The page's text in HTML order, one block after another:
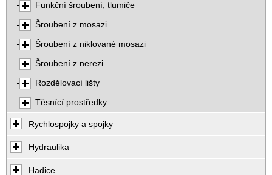
Funkční šroubení, tlumiče
Šroubení z mosazi
Šroubení z niklované mosazi
Šroubení z nerezi
Rozdělovací lišty
Těsnící prostředky
Rychlospojky a spojky
Hydraulika
Hadice